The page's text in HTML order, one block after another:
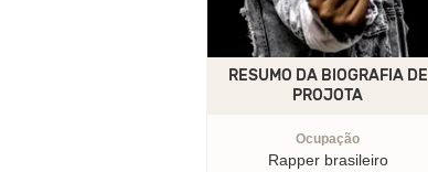
RESUMO DA BIOGRAFIA DE
PROJOTA
Ocupação
Rapper brasileiro